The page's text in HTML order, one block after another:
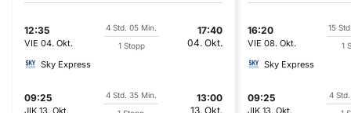
12:35
VIE 04. Okt.
4 Std. 05 Min.
1 Stopp
17:40
04. Okt.
Sky Express
09:25
JIK 13. Okt.
4 Std. 35 Min.
13:00
13. Okt.
16:20
VIE 08. Okt.
15
1
Sky Express
09:25
JIK 13. Okt.
4